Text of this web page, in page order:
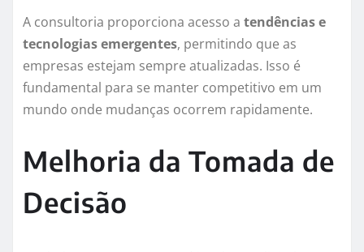
A consultoria proporciona acesso a tendências e
tecnologias emergentes, permitindo que as
empresas estejam sempre atualizadas. Isso é
fundamental para se manter competitivo em um
mundo onde mudanças ocorrem rapidamente.
Melhoria da Tomada de
Decisão